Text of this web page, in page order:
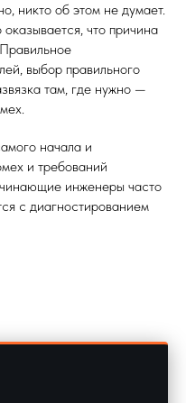
никто об этом не думает.
что причина
выбор правильного
там, где нужно —
начала и
и требований
инженеры часто
с диагностированием